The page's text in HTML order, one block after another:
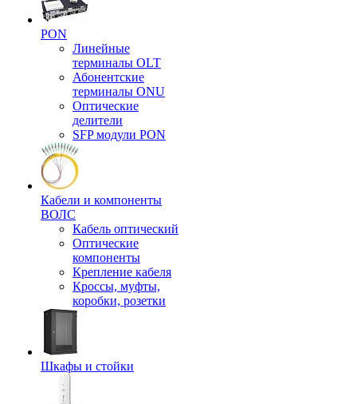
PON
Линейные
терминалы OLT
Абонентские
терминалы ONU
Оптические
делители
SFP модули PON
Кабели и компоненты
ВОЛС
Кабель оптический
Оптические
компоненты
Крепление кабеля
Кроссы, муфты,
коробки, розетки
Шкафы и стойки